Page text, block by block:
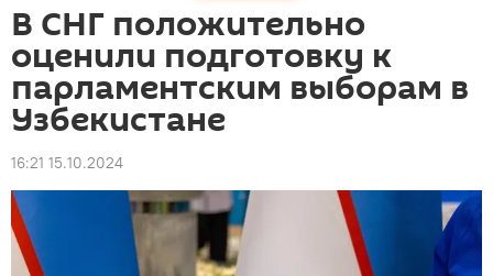
В СНГ положительно
оценили подготовку к
парламентским выборам в
Узбекистане
16:21 15.10.2024